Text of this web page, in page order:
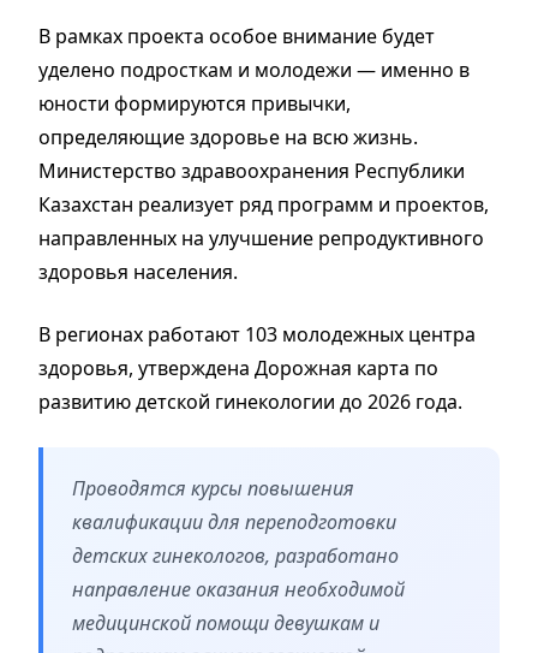
В рамках проекта особое внимание будет
уделено подросткам и молодежи — именно в
юности формируются привычки,
определяющие здоровье на всю жизнь.
Министерство здравоохранения Республики
Казахстан реализует ряд программ и проектов,
направленных на улучшение репродуктивного
здоровья населения.
В регионах работают 103 молодежных центра
здоровья, утверждена Дорожная карта по
развитию детской гинекологии до 2026 года.
Проводятся курсы повышения
квалификации для переподготовки
детских гинекологов, разработано
направление оказания необходимой
медицинской помощи девушкам и